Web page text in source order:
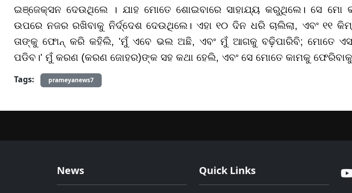
ଇଞ୍ଜେକ୍ସନ ଦେଉଥିଲେ । ଯାହ ମୋତେ ଶୋଇବାରେ ସାହାଯ୍ୟ କରୁଥିଲେ। ସେ ମୋ
ଉପରେ ନଜର ରଖିବାକୁ ନିର୍ଦ୍ଦେଶ ଦେଉଥିଲେ। ଏହା ୧୦ ଦିନ ଧରି ଚାଲିଲା, ଏବଂ ୧୧
ତାଙ୍କୁ ଫୋନ୍ କରି କହିଲି, 'ମୁଁ ଏବେ ଭଲ ଅଛି, ଏବଂ ମୁଁ ଆଗକୁ ବଢ଼ିପାରିବି; ମୋତେ
ପଡିବ।' ମୁଁ କରଣ (କରଣ ଜୋହର)ଙ୍କ ସହ କଥା ହେଲି, ଏବଂ ସେ ମୋତେ କାମକୁ
Tags:
prameyanews7
News Quick Links